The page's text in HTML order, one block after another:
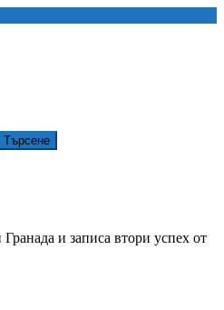
и записа втори успех от